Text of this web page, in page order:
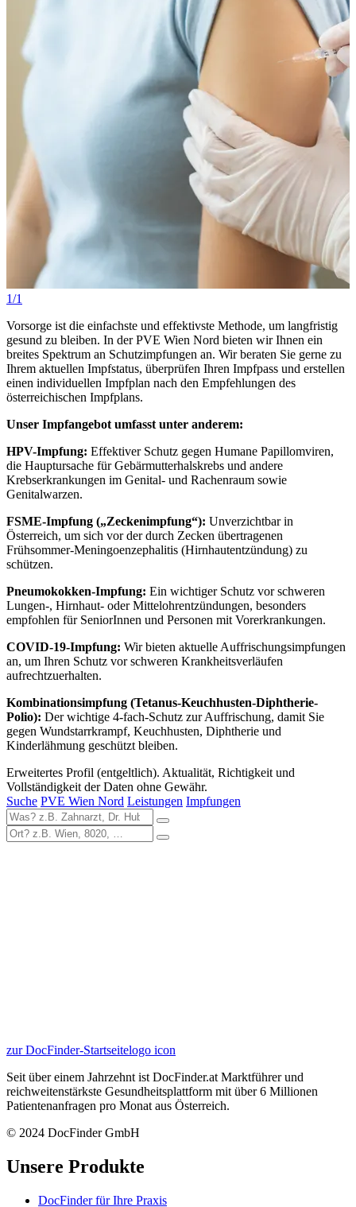
1/1
Vorsorge ist die einfachste und effektivste Methode, um langfristig
gesund zu bleiben. In der PVE Wien Nord bieten wir Ihnen ein
breites Spektrum an Schutzimpfungen an. Wir beraten Sie gerne zu
Ihrem aktuellen Impfstatus, überprüfen Ihren Impfpass und erstellen
einen individuellen Impfplan nach den Empfehlungen des
österreichischen Impfplans.
Unser Impfangebot umfasst unter anderem:
HPV-Impfung: Effektiver Schutz gegen Humane Papillomviren,
die Hauptursache für Gebärmutterhalskrebs und andere
Krebserkrankungen im Genital- und Rachenraum sowie
Genitalwarzen.
FSME-Impfung („Zeckenimpfung“): Unverzichtbar in
Österreich, um sich vor der durch Zecken übertragenen
Frühsommer-Meningoenzephalitis (Hirnhautentzündung) zu
schützen.
Pneumokokken-Impfung: Ein wichtiger Schutz vor schweren
Lungen-, Hirnhaut- oder Mittelohrentzündungen, besonders
empfohlen für SeniorInnen und Personen mit Vorerkrankungen.
COVID-19-Impfung: Wir bieten aktuelle Auffrischungsimpfungen
an, um Ihren Schutz vor schweren Krankheitsverläufen
aufrechtzuerhalten.
Kombinationsimpfung (Tetanus-Keuchhusten-Diphtherie-
Polio): Der wichtige 4-fach-Schutz zur Auffrischung, damit Sie
gegen Wundstarrkrampf, Keuchhusten, Diphtherie und
Kinderlähmung geschützt bleiben.
Erweitertes Profil (entgeltlich). Aktualität, Richtigkeit und
Vollständigkeit der Daten ohne Gewähr.
Suche PVE Wien Nord Leistungen Impfungen
zur DocFinder-Startseitelogo icon
Seit über einem Jahrzehnt ist DocFinder.at Marktführer und
reichweitenstärkste Gesundheitsplattform mit über 6 Millionen
Patientenanfragen pro Monat aus Österreich.
© 2024 DocFinder GmbH
Unsere Produkte
DocFinder für Ihre Praxis